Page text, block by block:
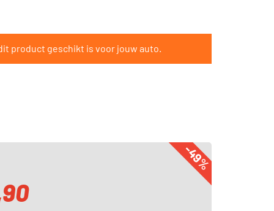
product geschikt is voor jouw auto.
-49%